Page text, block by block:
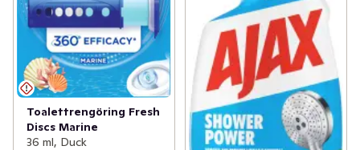
Toalettrengöring Fresh
Discs Marine
36 ml, Duck